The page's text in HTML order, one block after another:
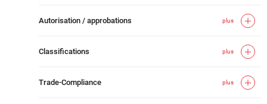
Autorisation / approbations plus
Classifications plus
Trade-Compliance plus